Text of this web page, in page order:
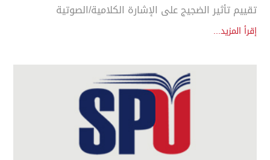
تقييم تأثير الضجيج على الإشارة الكلامية/الصوتية
إقرأ المزيد...